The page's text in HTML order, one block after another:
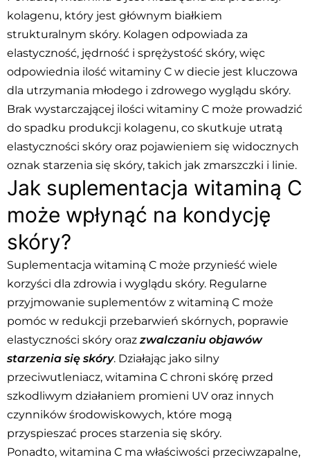
kolagenu, który jest głównym białkiem
strukturalnym skóry. Kolagen odpowiada za
elastyczność, jędrność i sprężystość skóry, więc
odpowiednia ilość witaminy C w diecie jest kluczowa
dla utrzymania młodego i zdrowego wyglądu skóry.
Brak wystarczającej ilości witaminy C może prowadzić
do spadku produkcji kolagenu, co skutkuje utratą
elastyczności skóry oraz pojawieniem się widocznych
oznak starzenia się skóry, takich jak zmarszczki i linie.
Jak suplementacja witaminą C
może wpłynąć na kondycję
skóry?
Suplementacja witaminą C może przynieść wiele
korzyści dla zdrowia i wyglądu skóry. Regularne
przyjmowanie suplementów z witaminą C może
pomóc w redukcji przebarwień skórnych, poprawie
elastyczności skóry oraz zwalczaniu objawów
starzenia się skóry. Działając jako silny
przeciwutleniacz, witamina C chroni skórę przed
szkodliwym działaniem promieni UV oraz innych
czynników środowiskowych, które mogą
przyspieszać proces starzenia się skóry.
Ponadto, witamina C ma właściwości przeciwzapalne,